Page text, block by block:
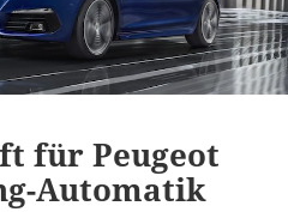
für Peugeot
Automatik